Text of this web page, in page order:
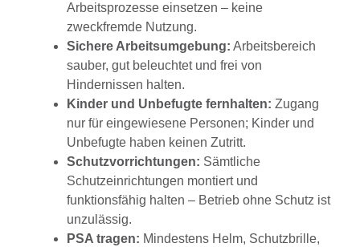
Arbeitsprozesse einsetzen – keine
zweckfremde Nutzung.
Sichere Arbeitsumgebung: Arbeitsbereich
sauber, gut beleuchtet und frei von
Hindernissen halten.
Kinder und Unbefugte fernhalten: Zugang
nur für eingewiesene Personen; Kinder und
Unbefugte haben keinen Zutritt.
Schutzvorrichtungen: Sämtliche
Schutzeinrichtungen montiert und
funktionsfähig halten – Betrieb ohne Schutz ist
unzulässig.
PSA tragen: Mindestens Helm, Schutzbrille,